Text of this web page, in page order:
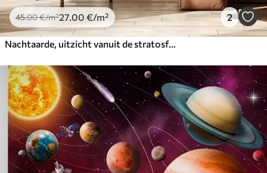
45.00€/m²27 .00 €/m² 2
Nachtaarde, uitzicht vanuit de stratosfeer